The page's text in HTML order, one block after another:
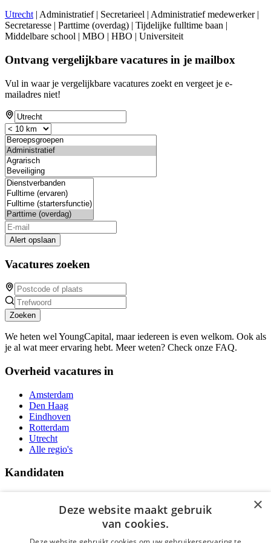
Utrecht | Administratief | Secretarieel | Administratief medewerker |
Secretaresse | Parttime (overdag) | Tijdelijke fulltime baan |
Middelbare school | MBO | HBO | Universiteit
Ontvang vergelijkbare vacatures in je mailbox
Vul in waar je vergelijkbare vacatures zoekt en vergeet je e-
mailadres niet!
Alert opslaan
Vacatures zoeken
Zoeken
We heten wel YoungCapital, maar iedereen is even welkom. Ook als
je al wat meer ervaring hebt. Meer weten? Check onze FAQ.
Overheid vacatures in
Amsterdam
Den Haag
Eindhoven
Rotterdam
Utrecht
Alle regio's
Kandidaten
Vacatures
Over Vacatures Overheid Online
YoungCapital IOS App
×
Deze website maakt gebruik
van cookies.